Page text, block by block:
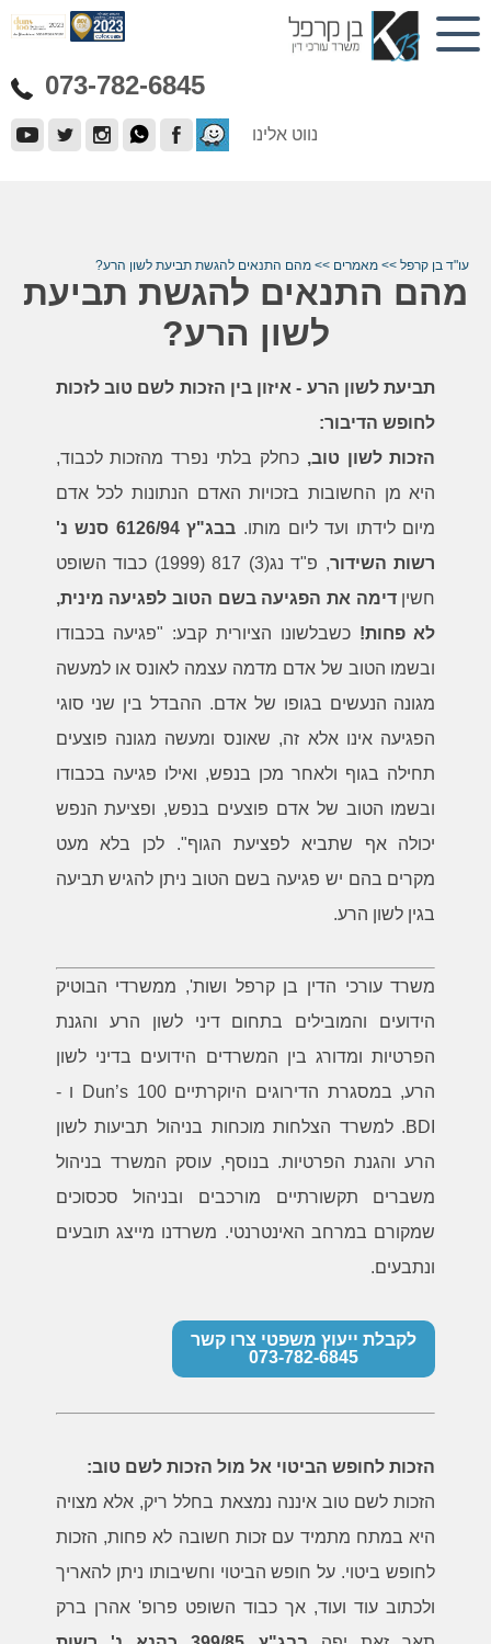
073-782-6845
נווט אלינו
עו"ד בן קרפל >> מאמרים >> מהם התנאים להגשת תביעת לשון הרע?
מהם התנאים להגשת תביעת
לשון הרע?
תביעת לשון הרע - איזון בין הזכות לשם טוב לזכות
לחופש הדיבור:
הזכות לשון טוב,כחלק בלתי נפרד מהזכות לכבוד,
היא מן החשובות בזכויות האדם הנתונות לכל אדם
מיום לידתו ועד ליום מותו.
בבג"ץ 6126/94 סנש נ'
רשות השידור
, פ"ד נג(3) 817 (1999) כבוד השופט
חשיןדימה את הפגיעה בשם הטוב לפגיעה מינית,
לא פחות! כשבלשונו הציורית קבע: "פגיעה בכבודו
ובשמו הטוב של אדם מדמה עצמה לאונס או למעשה
מגונה הנעשים בגופו של אדם. ההבדל בין שני סוגי
הפגיעה אינו אלא זה, שאונס ומעשה מגונה פוצעים
תחילה בגוף ולאחר מכן בנפש, ואילו פגיעה בכבודו
ובשמו הטוב של אדם פוצעים בנפש, ופציעת הנפש
יכולה אף שתביא לפציעת הגוף". לכן בלא מעט
מקרים בהם יש פגיעה בשם הטוב ניתן להגיש תביעה
בגין לשון הרע.
משרד עורכי הדין בן קרפל ושות', ממשרדי הבוטיק
הידועים והמובילים בתחום דיני לשון הרע והגנת
הפרטיות ומדורג בין המשרדים הידועים בדיני לשון
הרע, במסגרת הדירוגים היוקרתיים Dun’s 100 ו -
BDI. למשרד הצלחות מוכחות בניהול תביעות לשון
הרע והגנת הפרטיות. בנוסף, עוסק המשרד בניהול
משברים תקשורתיים מורכבים ובניהול סכסוכים
שמקורם במרחב האינטרנטי. משרדנו מייצג תובעים
ונתבעים.
לקבלת ייעוץ משפטי צרו קשר
073-782-6845
הזכות לחופש הביטוי אל מול הזכות לשם טוב:
הזכות לשם טוב איננה נמצאת בחלל ריק, אלא מצויה
היא במתח מתמיד עם זכות חשובה לא פחות, הזכות
לחופש ביטוי. על חופש הביטוי וחשיבותו ניתן להאריך
ולכתוב עוד ועוד, אך כבוד השופט פרופ' אהרן ברק